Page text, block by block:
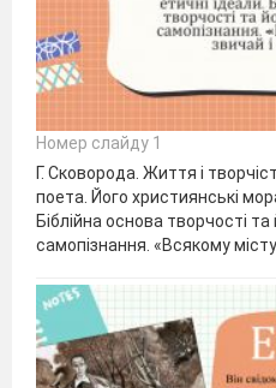
Номер слайду 1
Г. Сковорода. Життя і
поета. Його християнські
Біблійна основа творчості
самопізнання. «Всякому